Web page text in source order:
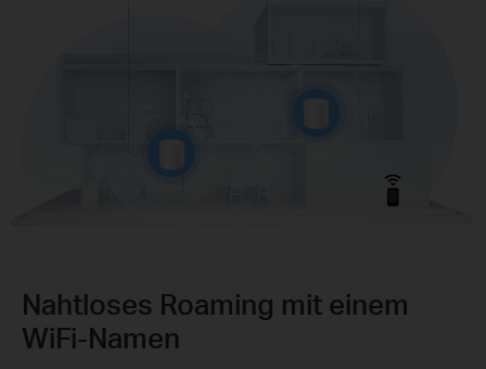
Nahtloses Roaming mit einem
WiFi‑Namen